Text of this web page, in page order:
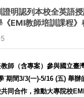
證明認列本校全英語
EMI教師培訓課程》
師（含專案） 參與國立臺
ˊ期間3/3(一)-5/16 (五) 舉辦
同合作， 推動大專院校